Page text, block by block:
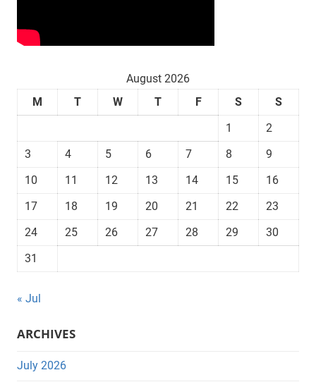
August 2026
M
T W T F S
S
1
2
3
4 5 6 7 8
9
10
11 12 13 14 15
16
17
18 19 20 21 22
23
24
25 26 27 28 29
30
31
« Jul
ARCHIVES
July 2026